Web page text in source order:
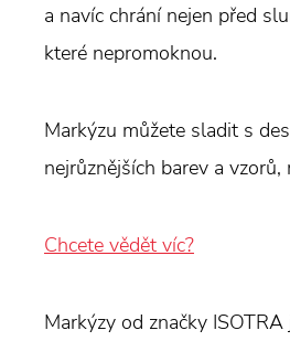
a navíc chrání nejen před
které nepromoknou.
Markýzu můžete sladit s
nejrůznějších barev a
Chcete vědět víc?
Markýzy od značky